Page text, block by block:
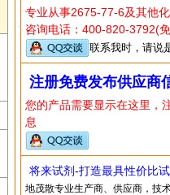
专业从事2675-77-6及其他
咨询电话：400-820-3792(
联系我时，请说
注册免费发布供应商
您的产品需要显示在这里，
息
将来试剂-打造最具性价比
地茂散专业生产商、供应商，技